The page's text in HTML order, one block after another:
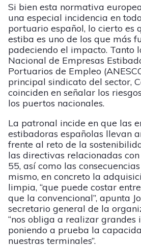
Si bien esta normativa
una especial incidencia en
portuario español, lo cierto es
estiba es uno de los que más
padeciendo el impacto. Tanto
Nacional de Empresas
Portuarios de Empleo
principal sindicato del sector,
coinciden en señalar los
los puertos nacionales.
La patronal incide en que las
estibadoras españolas llevan
frente al reto de la
las directivas relacionadas
55, así como las
mismo, en concreto la
limpia, “que puede costar
que la convencional”, apunta
secretario general de la
“nos obliga a realizar grandes
poniendo a prueba la
nuestras terminales”.